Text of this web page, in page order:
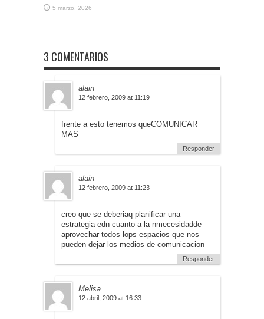
5 marzo, 2026
3 COMENTARIOS
alain
12 febrero, 2009 at 11:19
frente a esto tenemos queCOMUNICAR
MAS
Responder
alain
12 febrero, 2009 at 11:23
creo que se deberiaq planificar una
estrategia edn cuanto a la nmecesidadde
aprovechar todos lops espacios que nos
pueden dejar los medios de comunicacion
Responder
Melisa
12 abril, 2009 at 16:33